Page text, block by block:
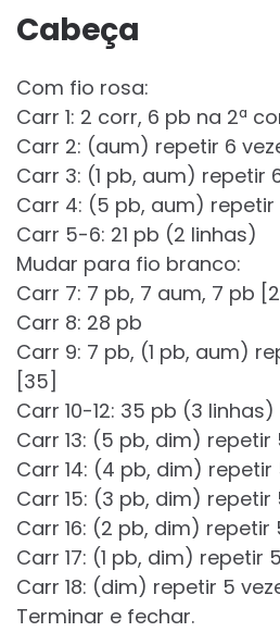
Cabeça
Com fio rosa:
Carr 1: 2 corr, 6 pb na 2ª
Carr 2: (aum) repetir 6
Carr 3: (1 pb, aum) repetir
Carr 4: (5 pb, aum) repetir
Carr 5-6: 21 pb (2 linhas)
Mudar para fio branco:
Carr 7: 7 pb, 7 aum, 7 pb
Carr 8: 28 pb
Carr 9: 7 pb, (1 pb, aum)
[35]
Carr 10-12: 35 pb (3 linhas)
Carr 13: (5 pb, dim) repetir
Carr 14: (4 pb, dim) repetir
Carr 15: (3 pb, dim) repetir
Carr 16: (2 pb, dim) repetir
Carr 17: (1 pb, dim) repetir
Carr 18: (dim) repetir 5
Terminar e fechar.